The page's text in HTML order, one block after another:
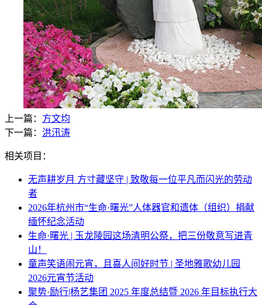
上一篇： 方文均
下一篇： 洪汛涛
相关项目：
无声耕岁月 方寸藏坚守 | 致敬每一位平凡而闪光的劳动
者
2026年杭州市“生命·曙光”人体器官和遗体（组织）捐献
缅怀纪念活动
生命·曙光 | 玉龙陵园这场清明公祭，把三份敬意写进青
山！
童声笑语闹元宵，且喜人间好时节 | 圣地雅歌幼儿园
2026元宵节活动
聚势·励行|杨艺集团 2025 年度总结暨 2026 年目标执行大